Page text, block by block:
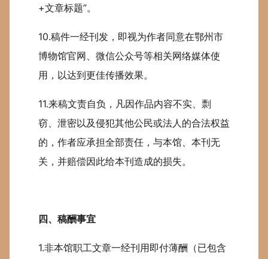
+文章标题”。
10.稿件一经刊发，即视为作者同意在鄂州市
博物馆官网、微信公众号等相关网络媒体使
用，以达到更佳传播效果。
11.来稿文责自负，凡因作品内容不实、剽
窃、泄密以及侵犯其他公民或法人的合法权益
的，作者应承担全部责任，与本馆、本刊无
关，并赔偿因此给本刊造成的损失。
四、稿酬事宜
1.非本馆职工文章一经刊用即付薄酬（已包含